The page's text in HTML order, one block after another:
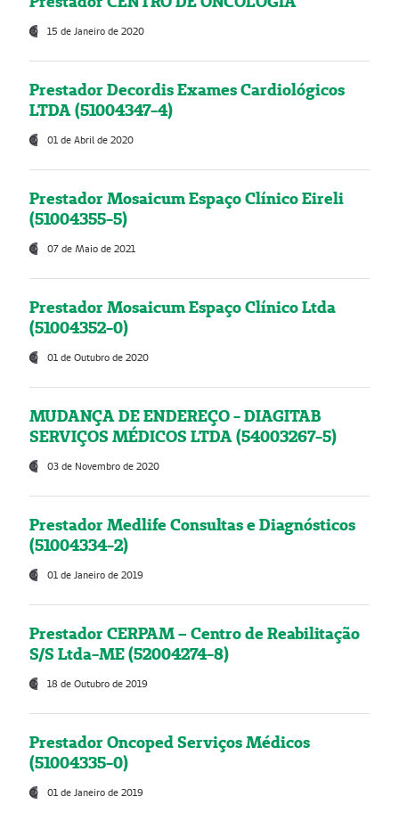
15 de Janeiro de 2020
Prestador Decordis Exames Cardiológicos
LTDA (51004347-4)
01 de Abril de 2020
Prestador Mosaicum Espaço Clínico Eireli
(51004355-5)
07 de Maio de 2021
Prestador Mosaicum Espaço Clínico Ltda
(51004352-0)
01 de Outubro de 2020
MUDANÇA DE ENDEREÇO - DIAGITAB
SERVIÇOS MÉDICOS LTDA (54003267-5)
03 de Novembro de 2020
Prestador Medlife Consultas e Diagnósticos
(51004334-2)
01 de Janeiro de 2019
Prestador CERPAM – Centro de Reabilitação
S/S Ltda-ME (52004274-8)
18 de Outubro de 2019
Prestador Oncoped Serviços Médicos
(51004335-0)
01 de Janeiro de 2019